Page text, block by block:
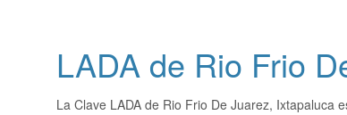
LADA de Rio Frio
La Clave LADA de Rio Frio De Juarez, Ixtapaluca